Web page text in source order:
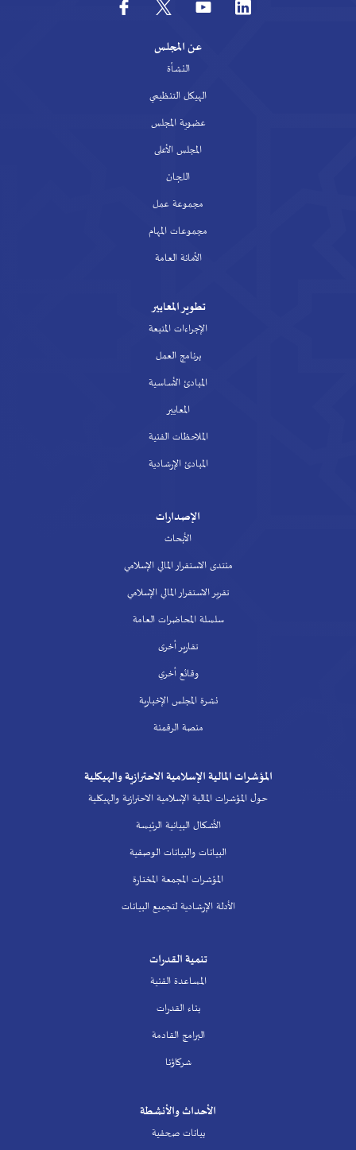
عن المجلس
النشأة
الهيكل التنظيمي
عضوية المجلس
المجلس الأعلى
اللجان
مجموعة عمل
مجموعات المهام
الأمانة العامة
تطوير المعايير
الإجراءات المتبعة
برنامج العمل
المبادئ الأساسية
المعايير
الملاحظات الفنية
المبادئ الإرشادية
الإصدارات
الأبحاث
منتدى الاستقرار المالي الإسلامي
تقرير الاستقرار المالي الإسلامي
سلسلة المحاضرات العامة
تقارير أخرى
وقائع أخري
نشرة المجلس الإخبارية
منصة الرقمنة
المؤشرات المالية الإسلامية الاحترازية والهيكلية
حول المؤشرات المالية الإسلامية الاحترازية والهيكلية
الأشكال البيانية الرئيسة
البيانات والبيانات الوصفية
المؤشرات المجمعة المختارة
الأدلة الإرشادية لتجميع البيانات
تنمية القدرات
المساعدة الفنية
بناء القدرات
البرامج القادمة
شركاؤنا
الأحداث والأنشطة
بيانات صحفية